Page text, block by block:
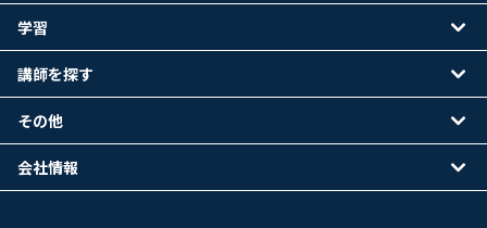
学習
講師を探す
その他
会社情報